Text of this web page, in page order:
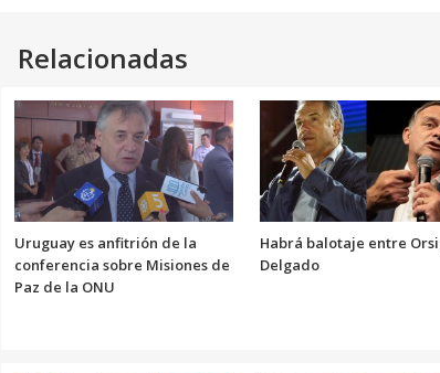
Relacionadas
Uruguay es anfitrión de la
conferencia sobre Misiones de
Paz de la ONU
Habrá balotaje entre
Delgado